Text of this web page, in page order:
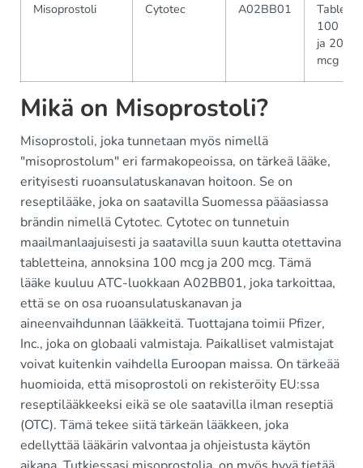
Misoprostoli Cytotec A02BB01
Tabletti,
100 mcg
ja 200
mcg
Mikä on Misoprostoli?
Misoprostoli, joka tunnetaan myös nimellä
"misoprostolum" eri farmakopeoissa, on tärkeä lääke,
erityisesti ruoansulatuskanavan hoitoon. Se on
reseptilääke, joka on saatavilla Suomessa pääasiassa
brändin nimellä Cytotec. Cytotec on tunnetuin
maailmanlaajuisesti ja saatavilla suun kautta otettavina
tabletteina, annoksina 100 mcg ja 200 mcg. Tämä
lääke kuuluu ATC-luokkaan A02BB01, joka tarkoittaa,
että se on osa ruoansulatuskanavan ja
aineenvaihdunnan lääkkeitä. Tuottajana toimii Pfizer,
Inc., joka on globaali valmistaja. Paikalliset valmistajat
voivat kuitenkin vaihdella Euroopan maissa. On tärkeää
huomioida, että misoprostoli on rekisteröity EU:ssa
reseptilääkkeeksi eikä se ole saatavilla ilman reseptiä
(OTC). Tämä tekee siitä tärkeän lääkkeen, joka
edellyttää lääkärin valvontaa ja ohjeistusta käytön